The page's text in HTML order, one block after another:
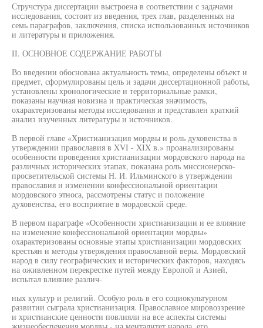
Стручстура диссертации выстроена в соответствии с задачами
исследования, состоит из введения, трех глав, разделенных на
семь параграфов, заключения, списка использованных источников
и литературы и приложения.
II. ОСНОВНОЕ СОДЕРЖАНИЕ РАБОТЫ
Во введении обоснована актуальность темы, определены объект и
предмет, сформулированы цель и задачи диссертационной работы,
установлены хронологические и территориальные рамки,
показаны научная новизна и практическая значимость,
охарактеризованы методы исследования и представлен краткий
анализ изученных литературы и источников.
В первой главе «Христианизация мордвы и роль духовенства в
утверждении православия в XVI - XIX в.» проанализированы
особенности проведения христианизации мордовского народа на
различных исторических этапах, показана роль мнссионерско-
просветительской системы Н. И. Ильминского в утверждении
православия и изменении конфессиональной ориентации
мордовского этноса, рассмотрены статус и положение
духовенства, его восприятие в мордовской среде.
В первом параграфе «Особенности христианизации и ее влияние
на изменение конфессиональной ориентации мордвы»
охарактеризованы основные этапы христианизации мордовских
крестьян и методы утверждения православной веры. Мордовский
народ в силу географических и исторических факторов, находясь
на оживленном перекрестке путей между Европой и Азией,
испытал влияние различ-
ных культур и религий. Особую роль в его социокультурном
развитии сыграла христианизация. Православное мировоззрение
и христианские ценности повлияли на все аспекты системы